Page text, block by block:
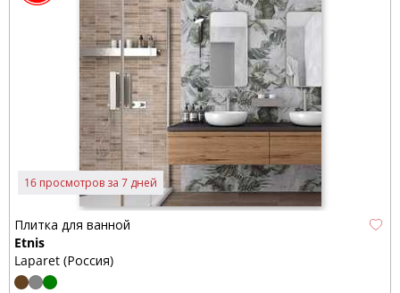
16 просмотров за 7 дней
Плитка для ванной
Etnis
Laparet (Россия)